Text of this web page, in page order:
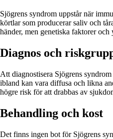
Sjögrens syndrom uppstår när
körtlar som producerar saliv och
händer, men genetiska faktorer
Diagnos och
Att diagnostisera Sjögrens
ibland kan vara diffusa och likna
högre risk för att drabbas av
Behandling och kost
Det finns ingen bot för Sjögrens